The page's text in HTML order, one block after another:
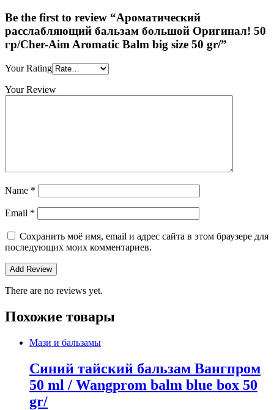
Be the first to review “Ароматический
расслабляющий бальзам большой Оригинал! 50
гр/Cher-Aim Aromatic Balm big size 50 gr/”
Your Rating
Your Review
Name *
Email *
Сохранить моё имя, email и адрес сайта в этом браузере для
последующих моих комментариев.
There are no reviews yet.
Похожие товары
Мази и бальзамы
Синий тайский бальзам Вангпром
50 ml / Wangprom balm blue box 50
gr/